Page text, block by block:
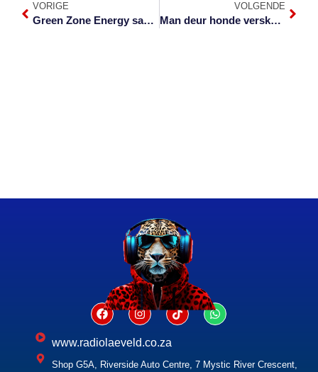
VORIGE
Green Zone Energy samel skenkings in
VOLGENDE
Man deur honde verskeur in Waterval Boven
www.radiolaeveld.co.za
Shop G5A, Riverside Auto Centre, 7 Mystic River Crescent,